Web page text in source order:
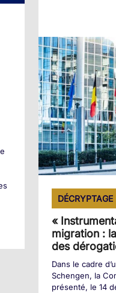
DÉCRYPTAGE
«
migration :
des
Dans le cadre
Schengen, la
présenté, le 14